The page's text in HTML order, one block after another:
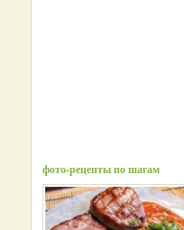
фото-рецепты по шагам